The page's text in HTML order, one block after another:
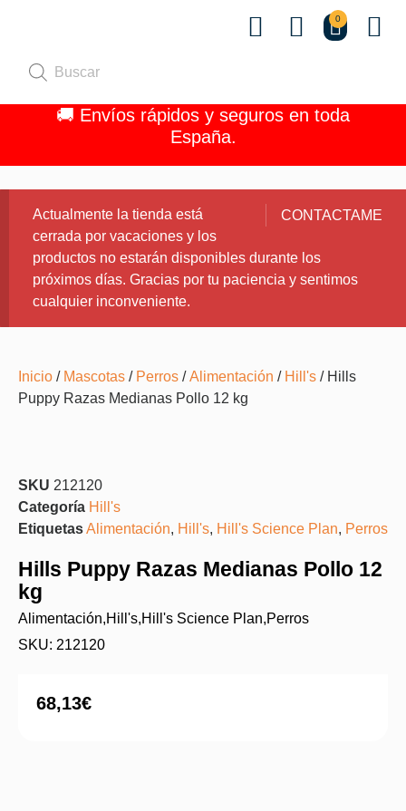
0
🚚 Envíos rápidos y seguros en toda
España.
CONTACTAME
Actualmente la tienda está
cerrada por vacaciones y los
productos no estarán disponibles durante los
próximos días. Gracias por tu paciencia y sentimos
cualquier inconveniente.
Inicio / Mascotas / Perros /Alimentación / Hill's / Hills
Puppy Razas Medianas Pollo 12 kg
SKU 212120
Categoría Hill's
EtiquetasAlimentación, Hill's, Hill's Science Plan, Perros
Hills Puppy Razas Medianas Pollo 12
kg
Alimentación,Hill's,Hill's Science Plan,Perros
SKU: 212120
68,13€